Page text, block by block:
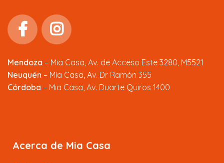
Mendoza – Mia Casa, Av. de Acceso Este 3280, M5521
Neuquén – Mia Casa, Av. Dr Ramón 355
Córdoba – Mia Casa, Av. Duarte Quiros 1400
Acerca de Mia Casa